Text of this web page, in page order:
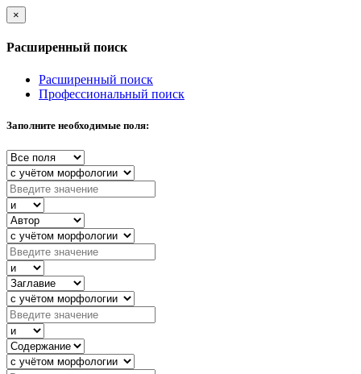
×
Расширенный поиск
Расширенный поиск
Профессиональный поиск
Заполните необходимые поля: